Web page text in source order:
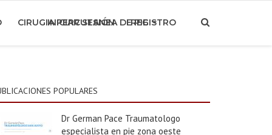
CIRUGIA PERCUTANEA DE PIE
INICIAR SESIÓN REGISTRO
POPULARES
Dr German Pace Traumatologo
especialista en pie zona oeste